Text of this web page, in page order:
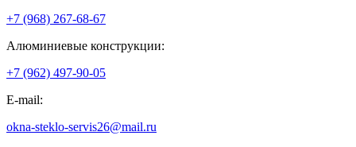
+7 (968) 267-68-67
Алюминиевые конструкции:
+7 (962) 497-90-05
E-mail:
okna-steklo-servis26@mail.ru